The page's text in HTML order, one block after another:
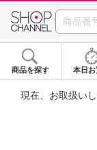
商品を探す 本日お
現在、お取扱いし